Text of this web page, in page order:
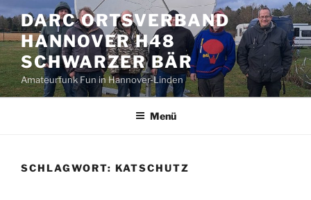
Zum
Inhalt
springen
DARC ORTSVERBAND
HANNOVER H48
SCHWARZER BÄR
Amateurfunk Fun in Hannover-Linden
Menü
SCHLAGWORT: KATSCHUTZ